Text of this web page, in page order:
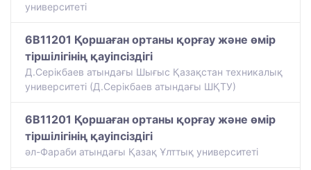
университеті
6B11201 Қоршаған ортаны қорғау және өмір
тіршілігінің қауіпсіздігі
Д.Серікбаев атындағы Шығыс Қазақстан техникалық
университеті (Д.Серікбаев атындағы ШҚТУ)
6B11201 Қоршаған ортаны қорғау және өмір
тіршілігінің қауіпсіздігі
әл-Фараби атындағы Қазақ Ұлттық университеті